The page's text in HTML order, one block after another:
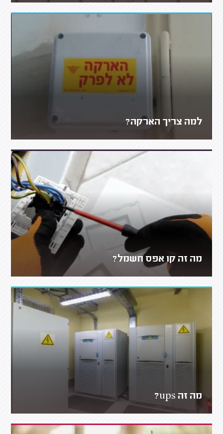
למה צריך הארקה?
מה זה קו אפס חשמל?
מה זה ups?